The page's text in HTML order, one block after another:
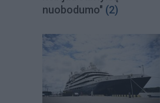
nuobodumo" (2)